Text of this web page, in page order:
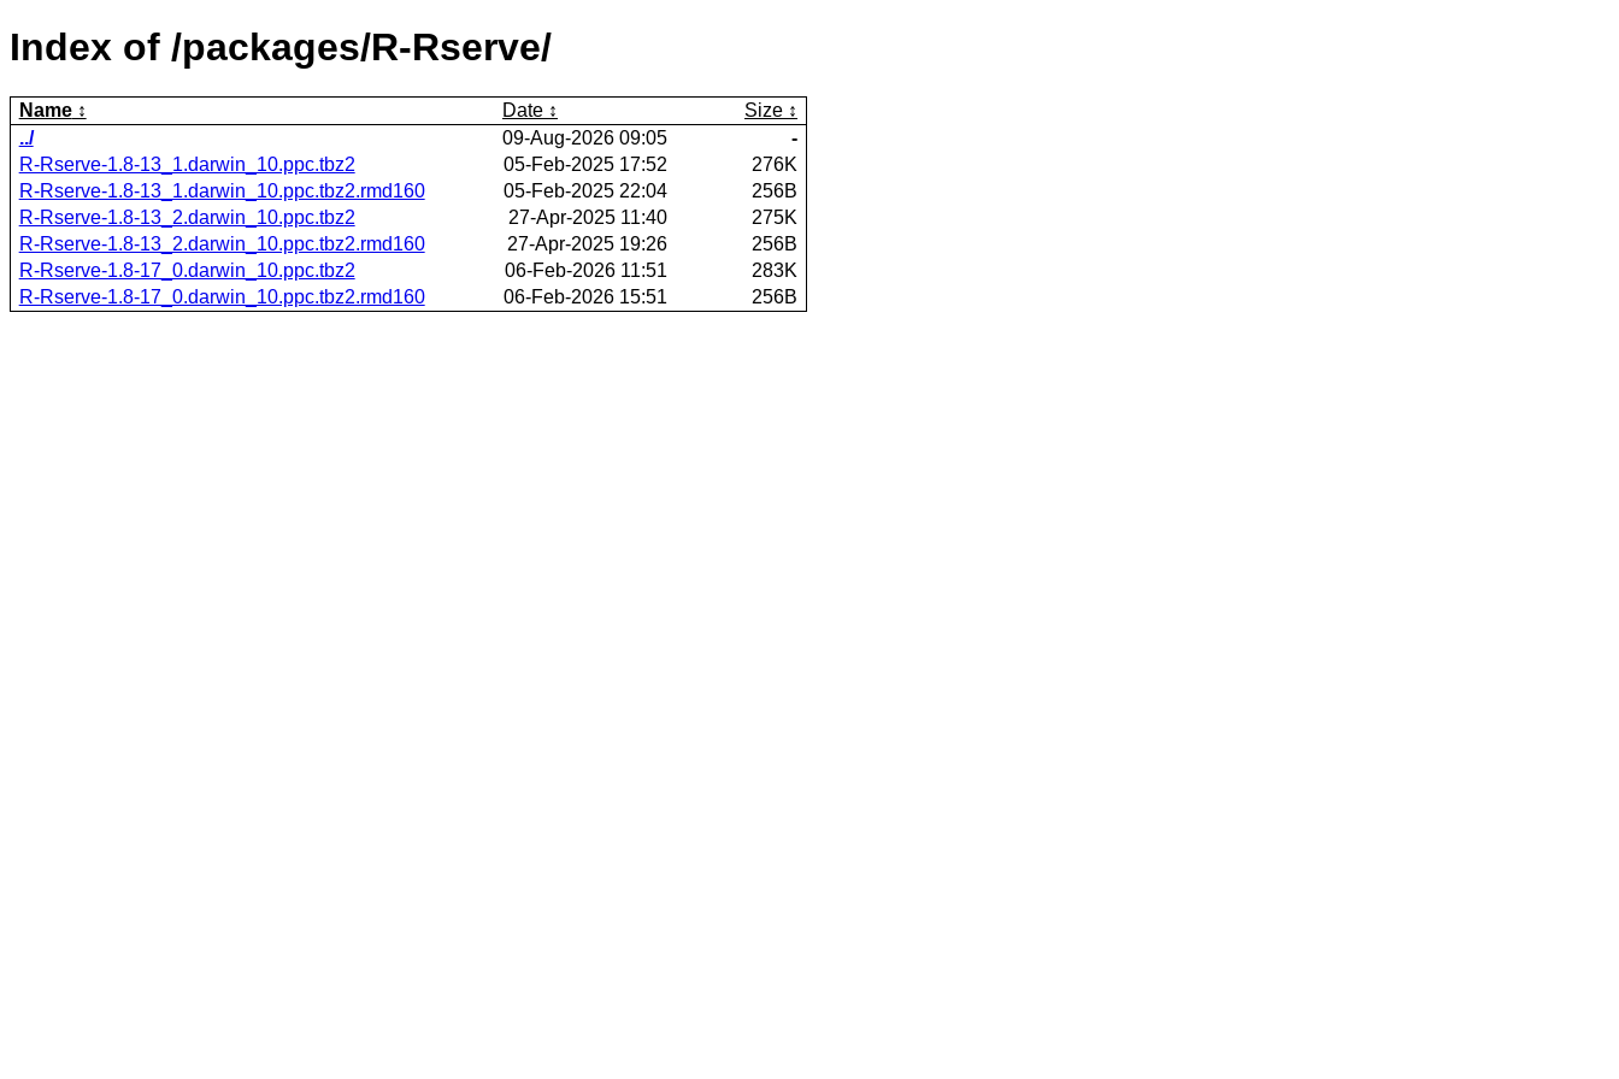
Index of /packages/R-Rserve/
Name Date
Size
../
09-Aug-2026 09:05
-
R-Rserve-1.8-13_1.darwin_10.ppc.tbz2
05-Feb-2025 17:52
276K
R-Rserve-1.8-13_1.darwin_10.ppc.tbz2.rmd160
05-Feb-2025 22:04
256B
R-Rserve-1.8-13_2.darwin_10.ppc.tbz2
27-Apr-2025 11:40
275K
R-Rserve-1.8-13_2.darwin_10.ppc.tbz2.rmd160
27-Apr-2025 19:26
256B
R-Rserve-1.8-17_0.darwin_10.ppc.tbz2
06-Feb-2026 11:51
283K
R-Rserve-1.8-17_0.darwin_10.ppc.tbz2.rmd160
06-Feb-2026 15:51 256B